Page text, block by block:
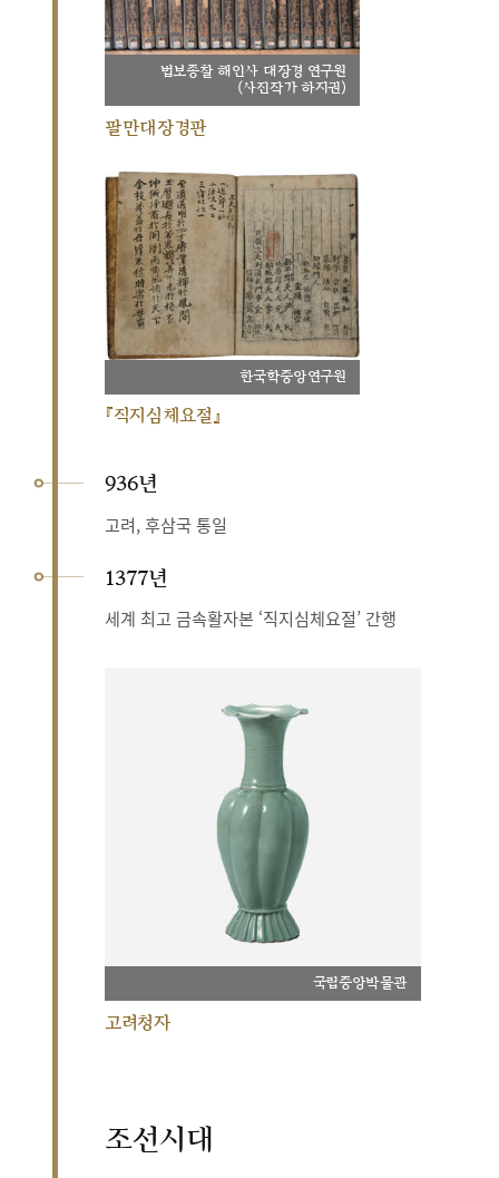
법보종찰 해인사 대장경 연구원
(사진작가 하지권)
팔만대장경판
한국학중앙연구원
『직지심체요절』
936년
고려, 후삼국 통일
1377년
세계 최고 금속활자본 ‘직지심체요절’ 간행
국립중앙박물관
고려청자
조선시대